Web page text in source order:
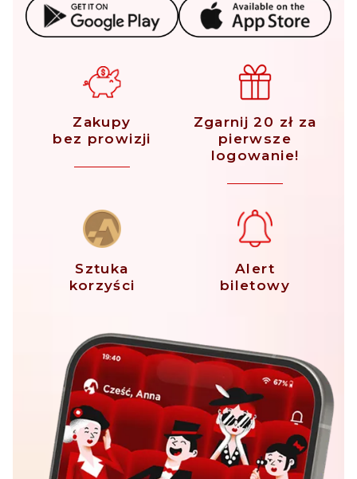
Zakupy
bez prowizji
Zgarnij 20 zł za
pierwsze
logowanie!
Sztuka
korzyści
Alert
biletowy